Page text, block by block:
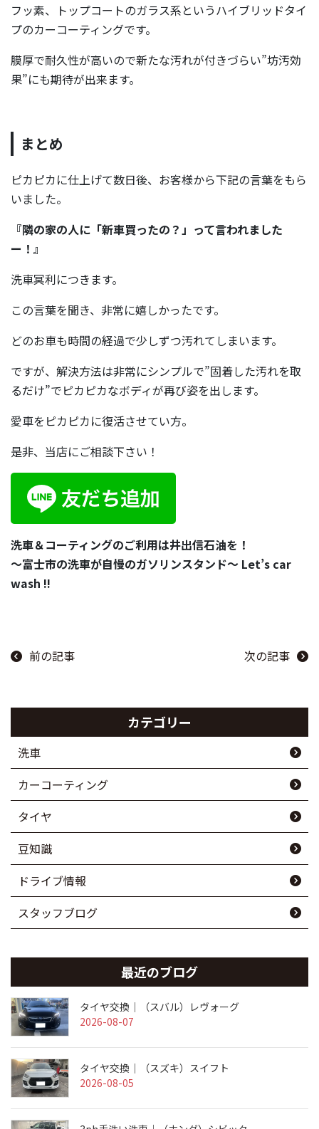
フッ素、トップコートのガラス系というハイブリッドタイ
プのカーコーティングです。
膜厚で耐久性が高いので新たな汚れが付きづらい”坊汚効
果”にも期待が出来ます。
まとめ
ピカピカに仕上げて数日後、お客様から下記の言葉をもら
いました。
『隣の家の人に「新車買ったの？」って言われました
ー！』
洗車冥利につきます。
この言葉を聞き、非常に嬉しかったです。
どのお車も時間の経過で少しずつ汚れてしまいます。
ですが、解決方法は非常にシンプルで”固着した汚れを取
るだけ”でピカピカなボディが再び姿を出します。
愛車をピカピカに復活させてい方。
是非、当店にご相談下さい！
洗車＆コーティングのご利用は井出信石油を！
～富士市の洗車が自慢のガソリンスタンド～ Let’s car
wash !!
前の記事 次の記事
カテゴリー
洗車
カーコーティング
タイヤ
豆知識
ドライブ情報
スタッフブログ
最近のブログ
タイヤ交換｜（スバル）レヴォーグ
2026-08-07
タイヤ交換｜（スズキ）スイフト
2026-08-05